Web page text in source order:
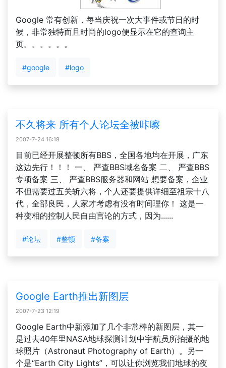
Google 常有创新，每当庆祝一次大事件或节日的时
候，非常独特而且时尚的logo便显示在它的查询主
页。。。。。。
#google #logo
不久将来 所有个人论坛全被咔嚓
2007-7-24 16:18
目前已经开展整顿所有BBS，全国各地均在开展，广东
这边先行！！！ 一、 严查BBS域名备案 二、 严查BBS
专项备案 三、 严查BBS服务器和网站 想要备案，企业
不但需要过五关斩六将，个人还要提供详细至祖宗十八
代，全部良民，人家才考虑有没有时间理你！ 这是一
种变相的控制人民自由言论的方式，因为......
#论坛 #整顿 #备案
Google Earth推出新图层
2007-7-23 12:19
Google Earth中新添加了几个非常棒的新图层，其一
是过去40年里NASA地球探测计划中宇航员所拍摄的地
球照片（Astronaut Photography of Earth）。另一
个是“Earth City Lights”，可以让你浏览我们地球的夜